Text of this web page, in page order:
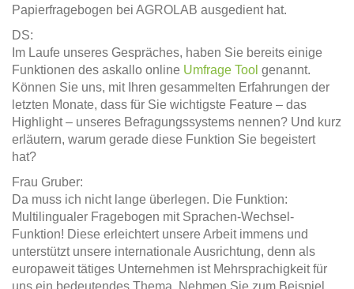
Papierfragebogen bei AGROLAB ausgedient hat.
DS:
Im Laufe unseres Gespräches, haben Sie bereits einige
Funktionen des askallo online Umfrage Tool genannt.
Können Sie uns, mit Ihren gesammelten Erfahrungen der
letzten Monate, dass für Sie wichtigste Feature – das
Highlight – unseres Befragungssystems nennen? Und kurz
erläutern, warum gerade diese Funktion Sie begeistert
hat?
Frau Gruber:
Da muss ich nicht lange überlegen. Die Funktion:
Multilingualer Fragebogen mit Sprachen-Wechsel-
Funktion! Diese erleichtert unsere Arbeit immens und
unterstützt unsere internationale Ausrichtung, denn als
europaweit tätiges Unternehmen ist Mehrsprachigkeit für
uns ein bedeutendes Thema. Nehmen Sie zum Beispiel